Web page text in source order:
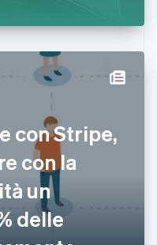
con Stripe,
con la
un
delle